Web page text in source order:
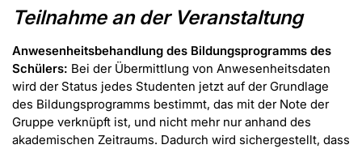
Teilnahme an der Veranstaltung
Anwesenheitsbehandlung des Bildungsprogramms des
Schülers: Bei der Übermittlung von Anwesenheitsdaten
wird der Status jedes Studenten jetzt auf der Grundlage
des Bildungsprogramms bestimmt, das mit der Note der
Gruppe verknüpft ist, und nicht mehr nur anhand des
akademischen Zeitraums. Dadurch wird sichergestellt, dass